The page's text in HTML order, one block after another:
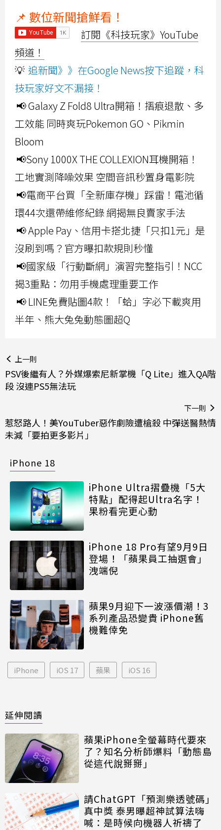
📌 數位新聞搶鮮看！
訂閱《科技玩家》YouTube
頻道！
💡 追新聞》》在Google News按下追蹤，科
技玩家好文不漏接！
📢 Galaxy Z Fold8 Ultra開箱！摺痕退散、多
工效能 同時爽玩Pokemon GO、Pikmin
Bloom
📢Sony 1000X THE COLLEXION耳機開箱！
工地實測降噪效果 空間音訊秒置身電影院
📢電商平台買「全新庫存機」踩雷！電池循
環44次還帶維修紀錄 網揭無良賣家手法
📢 Apple Pay、信用卡搭北捷「只扣1元」是
沒刷到嗎？官方曝扣款規則秒懂
📢國家級「行動斷網」演習完整指引！NCC
揭3重點：勿用手機處理重要工作
📢 LINE免費貼圖4款！「蛤」字必下載爽用
半年、熊大兔兔動態圖超Q
上一則
PSV後繼有人？外媒爆索尼新掌機「Q Lite」進入QA階
段 沒連PS5無法玩
下一則
惹怒路人！美YouTuber惡作劇險遭槍殺 中彈送醫熱情
未減「要拍更多影片」
iPhone 18
iPhone Ultra摺疊機「5大
特點」配得起Ultra名字！
果粉看完更心動
iPhone 18 Pro有望9月9日
登場！「蘋果員工抽選會」
洩端倪
蘋果9月迎下一波漲價潮！3
系列產品恐變貴 iPhone舊
機難倖免
iPhone iOS 17 蘋果 iOS 16
延伸閱讀
蘋果iPhone全螢幕時代要來
了？知名分析師爆料「動態島
從這代說掰掰」
請ChatGPT「預測樂透號碼」
真中獎 泰男曝超神試算法嗨
喊：是時候向機器人祈禱了